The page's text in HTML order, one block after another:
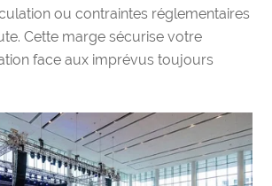
ou contraintes réglementaires
Cette marge sécurise votre
face aux imprévus toujours